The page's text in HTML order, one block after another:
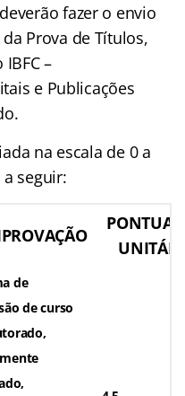
fazer o envio
Prova de Títulos,
–
e Publicações
na escala de 0 a
seguir:
de
de curso